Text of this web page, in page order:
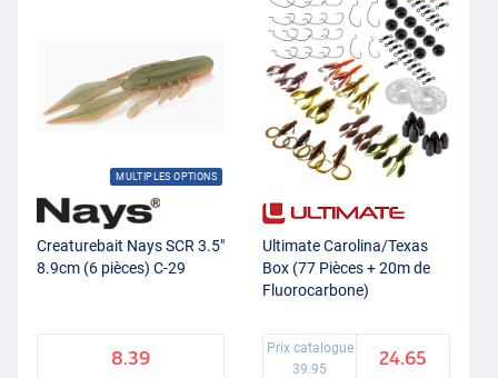
MULTIPLES OPTIONS
Creaturebait Nays SCR 3.5"
8.9cm (6 pièces) C-29
8.39
Ultimate Carolina/Texas
Box (77 Pièces + 20m de
Fluorocarbone)
Prix catalogue
39.95
24.65